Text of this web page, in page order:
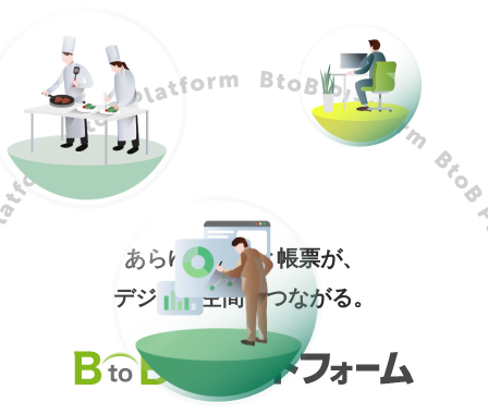
あらゆる企業と帳票が、
デジタル空間でつながる。